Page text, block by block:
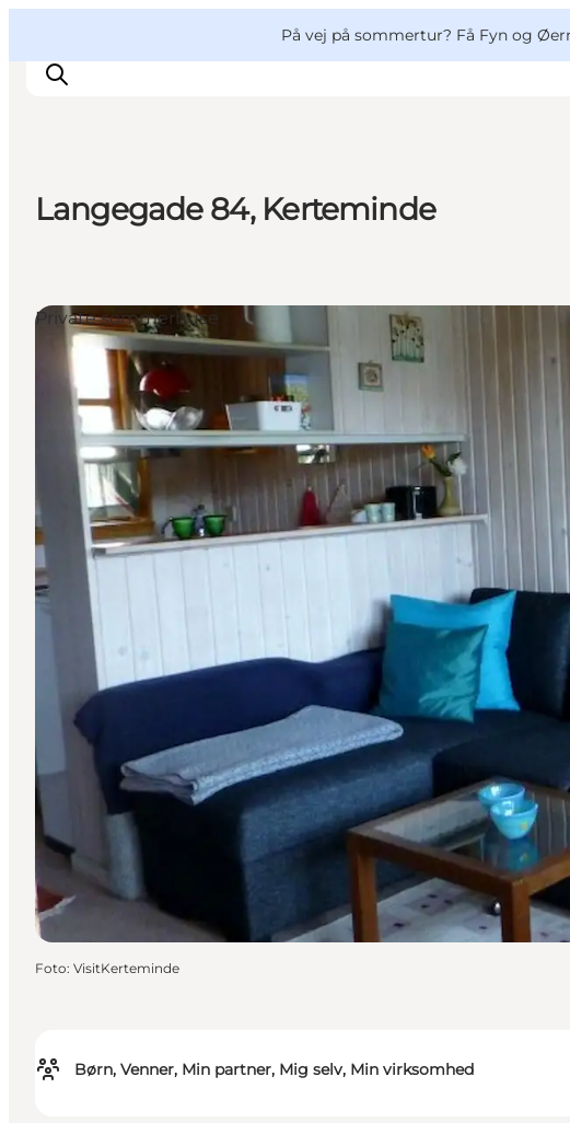
På vej på sommertur? Få Fyn og
Mad og drikke
Overnatning
Book lokale oplevelser
Langegade 84, Kerteminde
Børn, Venner, Min partner, Mig selv, Min virksomhed
Private sommerhuse
Foto: VisitKerteminde